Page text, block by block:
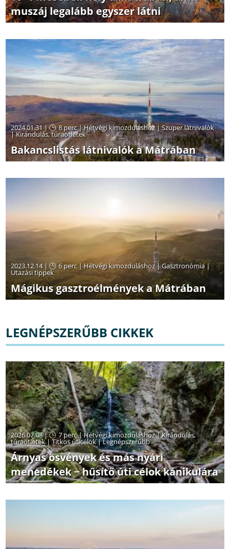
muszáj legalább egyszer látni
2024.01.31 | 8 perc|Hétvégi kimozduláshoz|Szuper látnivalók
|Kirándulás, túraötletek
Bakancslistás látnivalók a Mátrában
2023.12.14 | 6 perc| Hétvégi kimozduláshoz|Gasztronómia|
Utazási tippek
Mágikus gasztroélmények a Mátrában
LEGNÉPSZERŰBB CIKKEK
2026.07.08 | 7 perc|Hétvégi kimozduláshoz|Kirándulás,
túraötletek|Titkos úticélok|Legnépszerűbb
Árnyas ösvények és más nyári
menedékek − hűsítő úti célok kánikulára